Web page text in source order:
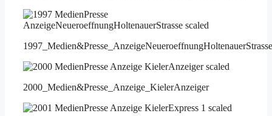
1997_Medien&Presse_AnzeigeNeueroeffnungHoltenauerStrasse
2000_Medien&Presse_Anzeige_KielerAnzeiger